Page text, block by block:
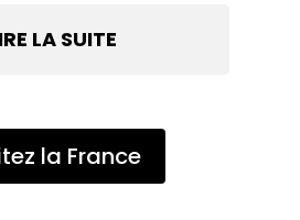
LA SUITE
la France